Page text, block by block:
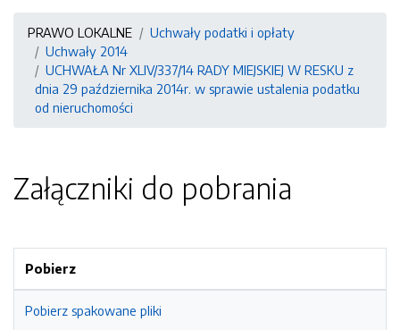
PRAWO LOKALNE
Uchwały podatki i opłaty
Uchwały 2014
UCHWAŁA Nr XLIV/337/14 RADY MIEJSKIEJ W RESKU z
dnia 29 października 2014r. w sprawie ustalenia podatku
od nieruchomości
Załączniki do pobrania
Pobierz
Pobierz spakowane pliki